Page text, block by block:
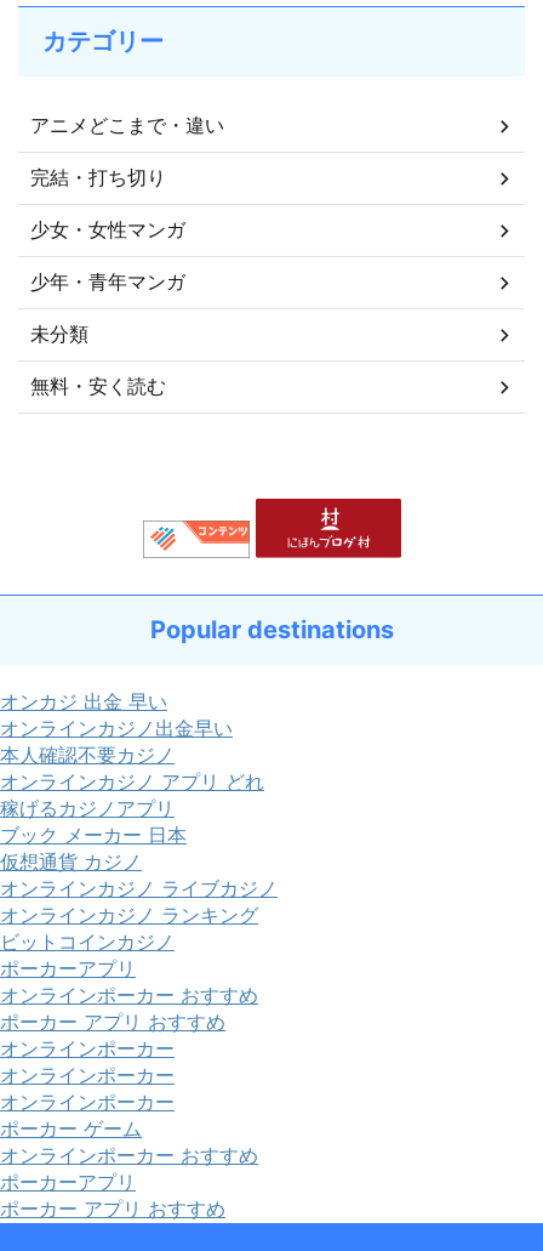
カテゴリー
アニメどこまで・違い
完結・打ち切り
少女・女性マンガ
少年・青年マンガ
未分類
無料・安く読む
Popular destinations
オンカジ 出金 早い
オンラインカジノ出金早い
本人確認不要カジノ
オンラインカジノ アプリ どれ
稼げるカジノアプリ
ブック メーカー 日本
仮想通貨 カジノ
オンラインカジノ ライブカジノ
オンラインカジノ ランキング
ビットコインカジノ
ポーカーアプリ
オンラインポーカー おすすめ
ポーカー アプリ おすすめ
オンラインポーカー
オンラインポーカー
オンラインポーカー
ポーカー ゲーム
オンラインポーカー おすすめ
ポーカーアプリ
ポーカー アプリ おすすめ